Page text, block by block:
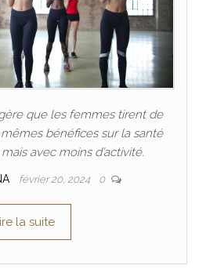
que les femmes tirent de
bénéfices sur la santé
avec moins d’activité.
février 20, 2024 0
la suite